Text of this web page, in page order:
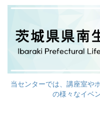
当センターでは、講座室や
の様々なイベ